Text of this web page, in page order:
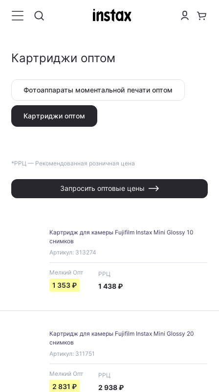
Картриджи оптом
Фотоаппараты моментальной печати оптом
Картриджи оптом
Запросить оптовые цены
*РРЦ — Рекомендованная розничная цена
Картридж для камеры Fujifilm Instax Mini Glossy 10
снимков
Артикул: 313274
1 353₽
Мелкий Опт
1 438₽
РРЦ
Картридж для камеры Fujifilm Instax Mini Glossy 20
снимков
Артикул: 311751
2 831 ₽
Мелкий Опт
2 938₽
РРЦ